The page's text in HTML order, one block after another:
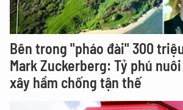
Bên trong "pháo đài" 300
Mark Zuckerberg: Tỷ phú
xây hầm chống tận thế